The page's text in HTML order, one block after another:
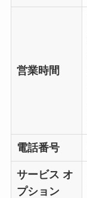
営業時間
電話番号
サービス オ
プション